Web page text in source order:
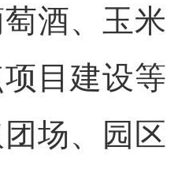
酒、玉米
目建设等
场、园区